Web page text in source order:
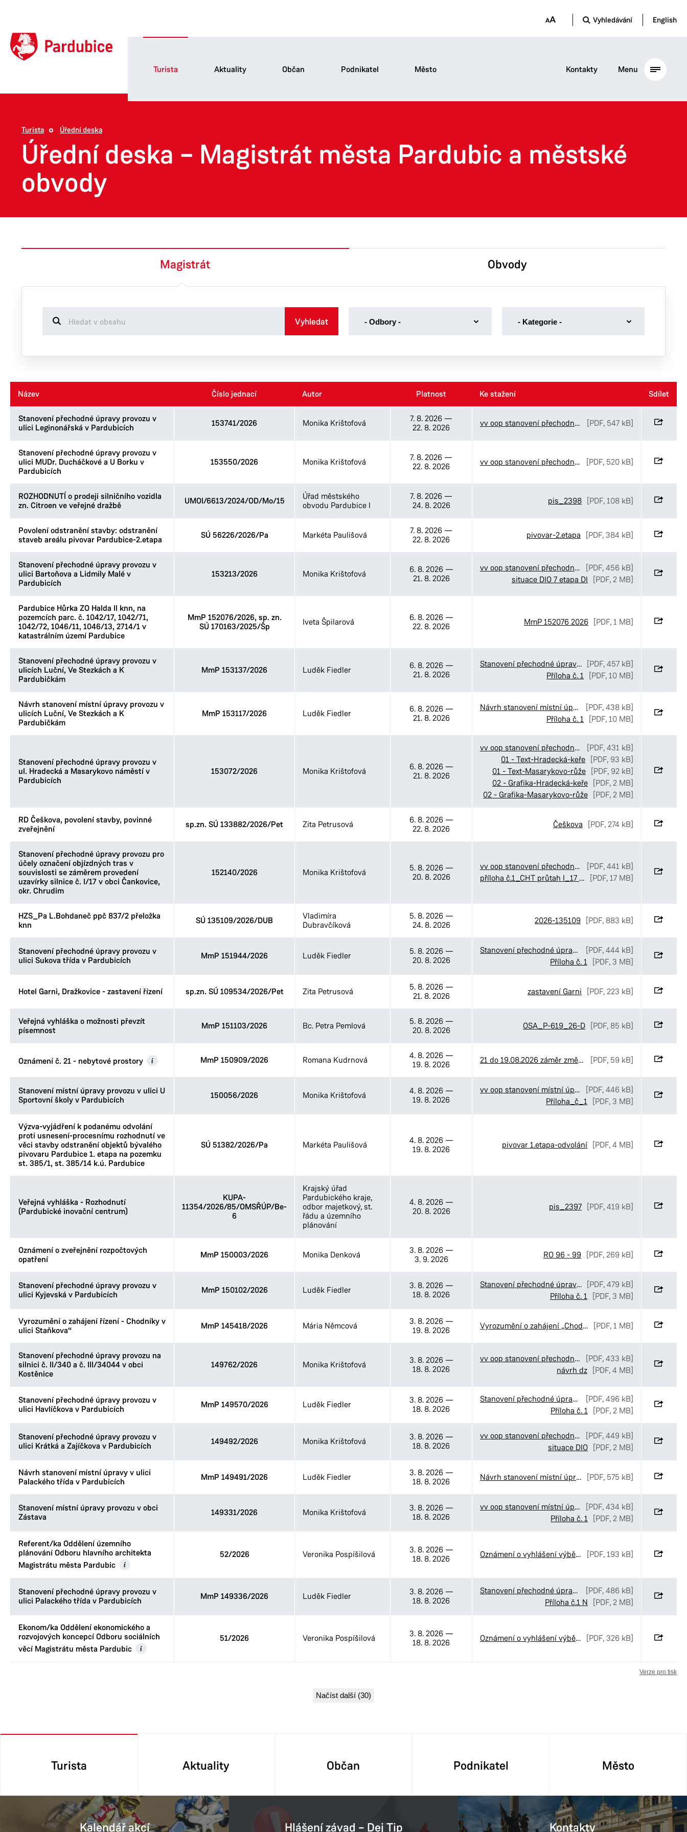
Vyhledávání English
Turista Aktuality Občan Podnikatel Město Kontakty Menu
Turista Úřední deska
Úřední deska – Magistrát města Pardubic a městské
obvody
Magistrát Obvody
Vyhledat
Odbory- Odbory -
Odbor ekonomický
Odbor majetku a investic
Odbor správních agend
Odbor školství, kultury a
Odbor životního prostředí
Stavební úřad
Kategorie
- Kategorie -
Volby
Název Číslo jednací Autor Platnost Ke stažení Sdílet
Stanovení přechodné úpravy provozu v
ulici Leginonářská v Pardubicích
153741/2026 Monika Krištofová 7. 8. 2026 —
22. 8. 2026
vv oop stanovení přechodné úpravy Smažilová Legionářská [PDF, 547 kB]
Stanovení přechodné úpravy provozu v
ulici MUDr. Ducháčkové a U Borku v
Pardubicích
153550/2026 Monika Krištofová 7. 8. 2026 —
22. 8. 2026
vv oop stanovení přechodné úpravy Maping MUDr. Ducháčkové [PDF, 520 kB]
ROZHODNUTÍ o prodeji silničního vozidla
zn. Citroen ve veřejné dražbě
UMOI/6613/2024/OD/Mo/15
Úřad městského
obvodu Pardubice I
7. 8. 2026 —
24. 8. 2026
pis_2398 [PDF, 108 kB]
Povolení odstranění stavby: odstranění
staveb areálu pivovar Pardubice-2.etapa
SÚ 56226/2026/Pa Markéta Paulišová 7. 8. 2026 —
22. 8. 2026
pivovar-2.etapa [PDF, 384 kB]
Stanovení přechodné úpravy provozu v
ulici Bartoňova a Lidmily Malé v
Pardubicích
153213/2026 Monika Krištofová 6. 8. 2026—
21. 8. 2026
vv oop stanovení přechodné úpravy SmP Bartoňova
[PDF, 456 kB]
situace DIO 7 etapa DI
[PDF, 2 MB]
Pardubice Hůrka ZO Halda II knn, na
pozemcích parc. č. 1042/17, 1042/71,
1042/72, 1046/11, 1046/13, 2714/1 v
katastrálním území Pardubice
MmP 152076/2026, sp. zn.
SÚ 170163/2025/Šp
Iveta Špilarová 6. 8. 2026—
22. 8. 2026
MmP 152076 2026 [PDF, 1 MB]
Stanovení přechodné úpravy provozu v
ulicích Luční, Ve Stezkách a K
Pardubičkám
MmP 153137/2026 Luděk Fiedler 6. 8. 2026—
21. 8. 2026
Stanovení přechodné úpravy provozu v ulicích Luční_Ve Stezkách a K Pardubičkám v Pardubicích [PDF, 457 kB]
Příloha č. 1 [PDF, 10 MB]
Návrh stanovení místní úpravy provozu v
ulicích Luční, Ve Stezkách a K
Pardubičkám
MmP 153117/2026 Luděk Fiedler 6. 8. 2026—
21. 8. 2026
Návrh stanovení místní úpravy provozu v ulicích Luční_Ve Stezkách a K Pardubičkám
[PDF, 438 kB]
Příloha č. 1 [PDF, 10 MB]
Stanovení přechodné úpravy provozu v
ul. Hradecká a Masarykovo náměstí v
Pardubicích
153072/2026 Monika Krištofová 6. 8. 2026—
21. 8. 2026
vv oop stanovení přechodné úpravy MOI středové ostrůvky
[PDF, 431 kB]
01 - Text-Hradecká-keře [PDF, 93 kB]
01 - Text-Masarykovo-růže [PDF, 92 kB]
02 - Grafika-Hradecká-keře [PDF, 2 MB]
02 - Grafika-Masarykovo-růže [PDF, 2 MB]
RD Češkova, povolení stavby, povinné
zveřejnění
sp.zn. SÚ 133882/2026/Pet Zita Petrusová 6. 8. 2026—
22. 8. 2026
Češkova [PDF, 274 kB]
Stanovení přechodné úpravy provozu pro
účely označení objízdných tras v
souvislosti se záměrem provedení
uzavírky silnice č. I/17 v obci Čankovice,
okr. Chrudim
152140/2026 Monika Krištofová 5. 8. 2026—
20. 8. 2026
vv oop stanovení přechodné úpravy provozu CHládek Tintěra Čankovice objízdná trasa
[PDF, 441 kB]
příloha č.1_CHT průtah I_17 Čankovice
[PDF, 17 MB]
HZS_Pa L.Bohdaneč ppč 837/2 přeložka
knn
SÚ 135109/2026/DUB
Vladimíra
Dubravčíková
5. 8. 2026—
24. 8. 2026
2026-135109 [PDF, 883 kB]
Stanovení přechodné úpravy provozu v
ulici Sukova třída v Pardubicích
MmP 151944/2026 Luděk Fiedler 5. 8. 2026—
20. 8. 2026
Stanovení přechodné úpravy provozu v ulici Sukova třída v Pardubicích
[PDF, 444 kB]
Příloha č. 1 [PDF, 3 MB]
Hotel Garni, Dražkovice - zastavení řízení sp.zn. SÚ 109534/2026/Pet Zita Petrusová 5. 8. 2026—
21. 8. 2026
zastavení Garni [PDF, 223 kB]
Veřejná vyhláška o možnosti převzít
písemnost
MmP 151103/2026 Bc. Petra Pemlová 5. 8. 2026—
20. 8. 2026
OSA_P-619_26-D [PDF, 85 kB]
Oznámení č. 21 - nebytové prostory MmP 150909/2026 Romana Kudrnová 4. 8. 2026—
19. 8. 2026
21 do 19.08.2026 záměr změny NS [PDF, 59 kB]
Stanovení místní úpravy provozu v ulici U
Sportovní školy v Pardubicích
150056/2026 Monika Krištofová 4. 8. 2026—
19. 8. 2026
vv oop stanovení místní úpravy OD U Sportovní školy
[PDF, 446 kB]
Příloha_č_1 [PDF, 3 MB]
Výzva-vyjádření k podanému odvolání
proti usnesení-procesnímu rozhodnutí ve
věci stavby odstranění objektů bývalého
pivovaru Pardubice 1. etapa na pozemku
st. 385/1, st. 385/14 k.ú. Pardubice
SÚ 51382/2026/Pa Markéta Paulišová 4. 8. 2026—
19. 8. 2026
pivovar 1.etapa-odvolání [PDF, 4 MB]
Veřejná vyhláška - Rozhodnutí
(Pardubické inovační centrum)
KUPA-
11354/2026/85/OMSŘÚP/Be-
6
Krajský úřad
Pardubického kraje,
odbor majetkový, st.
řádu a územního
plánování
4. 8. 2026—
20. 8. 2026
pis_2397 [PDF, 419 kB]
Oznámení o zveřejnění rozpočtových
opatření
MmP 150003/2026 Monika Denková 3. 8. 2026—
3. 9. 2026
RO 96 - 99 [PDF, 269 kB]
Stanovení přechodné úpravy provozu v
ulici Kyjevská v Pardubicích
MmP 150102/2026 Luděk Fiedler 3. 8. 2026—
18. 8. 2026
Stanovení přechodné úpravy provozu v ulici Kyjevská v Pardubicích [PDF, 479 kB]
Příloha č. 1 [PDF, 3 MB]
Vyrozumění o zahájení řízení - Chodníky v
ulici Staňkova“
MmP 145418/2026 Mária Němcová 3. 8. 2026—
19. 8. 2026
Vyrozumění o zahájení „Chodníky v ulici Staňkova“, Pardubice [PDF, 1 MB]
Stanovení přechodné úpravy provozu na
silnici č. II/340 a č. III/34044 v obci
Kostěnice
149762/2026 Monika Krištofová 3. 8. 2026—
18. 8. 2026
vv oop stanovení přechodné úpravy Elpo Kostěnice
[PDF, 433 kB]
návrh dz [PDF, 4 MB]
Stanovení přechodné úpravy provozu v
ulici Havlíčkova v Pardubicích
MmP 149570/2026 Luděk Fiedler 3. 8. 2026—
18. 8. 2026
Stanovení přechodné úpravy provozu v ulici Havlíčkova v Pardubicích
[PDF, 496 kB]
Příloha č. 1 [PDF, 2 MB]
Stanovení přechodné úpravy provozu v
ulici Krátká a Zajíčkova v Pardubicích
149492/2026 Monika Krištofová 3. 8. 2026—
18. 8. 2026
vv oop stanovení přechodné úpravy Gasco Krátká
[PDF, 449 kB]
situace DIO [PDF, 2 MB]
Návrh stanovení místní úpravy v ulici
Palackého třída v Pardubicích
MmP 149491/2026 Luděk Fiedler 3. 8. 2026—
18. 8. 2026
Návrh stanovení místní úpravy v ulici Palackého třída v Pardubicích [PDF, 575 kB]
Stanovení místní úpravy provozu v obci
Zástava
149331/2026 Monika Krištofová 3. 8. 2026—
18. 8. 2026
vv oop stanovení místní úpravy provozu Rokytno
[PDF, 434 kB]
Příloha č. 1 [PDF, 2 MB]
Referent/ka Oddělení územního
plánování Odboru hlavního architekta
Magistrátu města Pardubic
52/2026 Veronika Pospíšilová 3. 8. 2026—
18. 8. 2026
Oznámení o vyhlášení výběrového řízení č. 52-2026 [PDF, 193 kB]
Stanovení přechodné úpravy provozu v
ulici Palackého třída v Pardubicích
MmP 149336/2026 Luděk Fiedler 3. 8. 2026—
18. 8. 2026
Stanovení přechodné úpravy provozu v ulici Palackého třída v Pardubicích
[PDF, 486 kB]
Příloha č.1 N
[PDF, 2 MB]
Ekonom/ka Oddělení ekonomického a
rozvojových koncepcí Odboru sociálních
věcí Magistrátu města Pardubic
51/2026 Veronika Pospíšilová 3. 8. 2026—
18. 8. 2026
Oznámení o vyhlášení výběrového řízení č. 51-2026 [PDF, 326 kB]
Název Číslo jednací Autor Platnost Ke stažení Sdílet
Verze pro tisk
Načíst další (30)
Turista Aktuality Občan Podnikatel Město
Kalendář akcí Hlášení závad – Dej Tip Kontakty